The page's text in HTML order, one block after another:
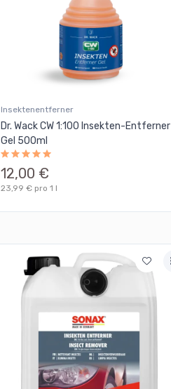
Insektenentferner
Dr. Wack CW 1:100 Insekten-Entferner
Gel 500ml
12,00 €
23,99 € pro 1 l